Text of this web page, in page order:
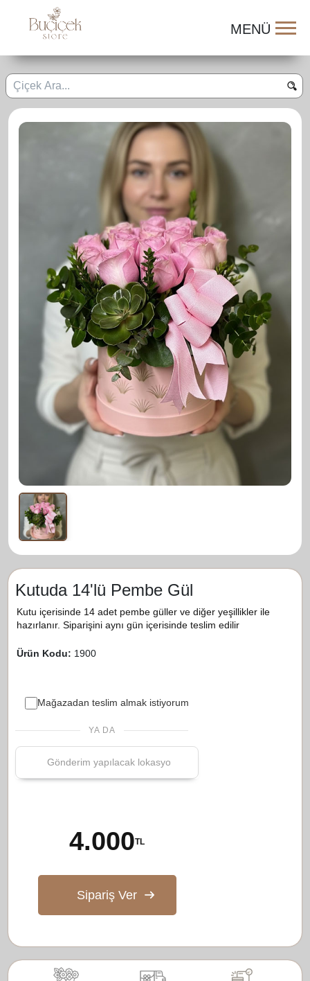
Kutuda 14'lü Pembe Gül
Kutu içerisinde 14 adet pembe güller ve diğer yeşillikler ile
hazırlanır. Siparişini aynı gün içerisinde teslim edilir
Ürün Kodu: 1900
Mağazadan teslim almak istiyorum
YA DA
4.000TL
Sipariş Ver